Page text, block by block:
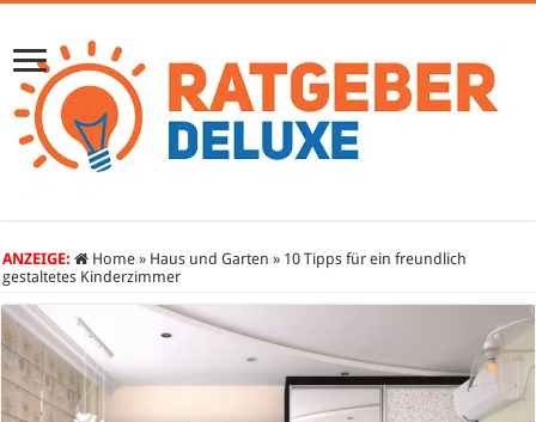
ANZEIGE: Home » Haus und Garten » 10 Tipps für ein freundlich
gestaltetes Kinderzimmer